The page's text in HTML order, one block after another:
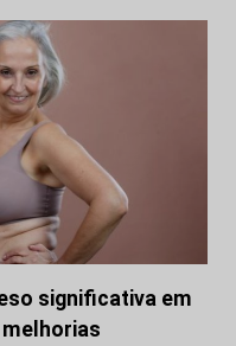
significativa em